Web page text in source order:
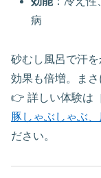
病
砂むし風呂で汗
効果も倍増。まさ
👉 詳しい体験は
豚しゃぶしゃぶ
ださい。